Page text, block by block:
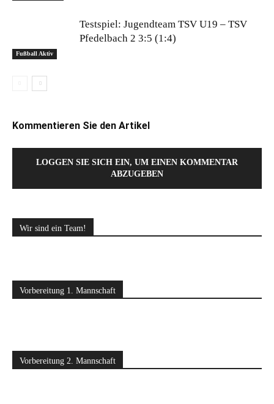
Fußball Aktiv
Testspiel: Jugendteam TSV U19 – TSV
Pfedelbach 2 3:5 (1:4)
Kommentieren Sie den Artikel
LOGGEN SIE SICH EIN, UM EINEN KOMMENTAR
ABZUGEBEN
Wir sind ein Team!
Vorbereitung 1. Mannschaft
Vorbereitung 2. Mannschaft